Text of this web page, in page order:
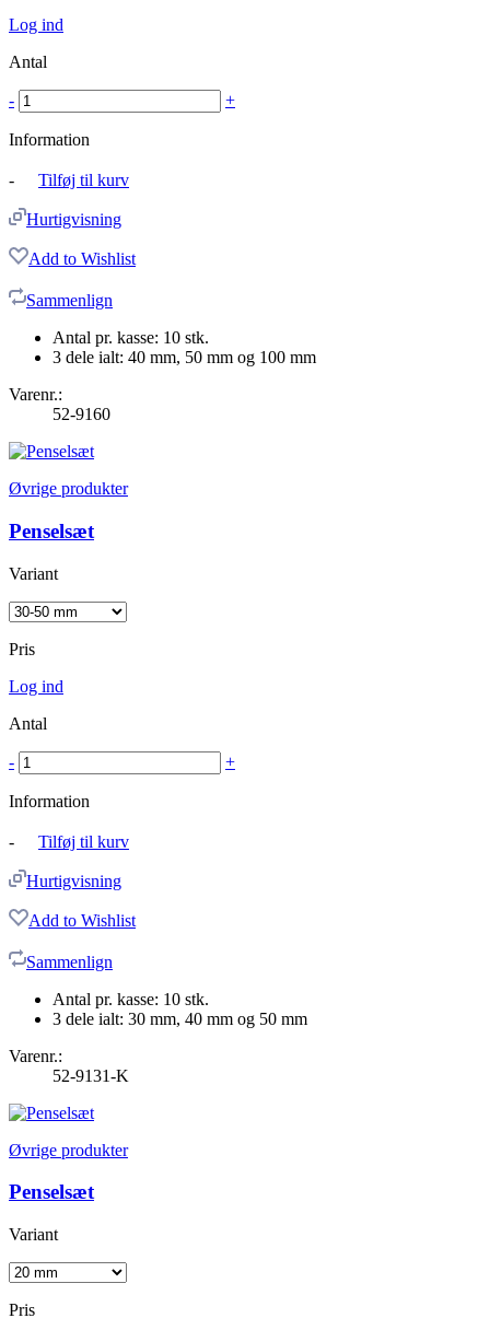
Log ind
Antal
- +
Information
- Tilføj til kurv
Hurtigvisning
Add to Wishlist
Sammenlign
Antal pr. kasse: 10 stk.
3 dele ialt: 40 mm, 50 mm og 100 mm
Varenr.:
52-9160
Øvrige produkter
Penselsæt
Variant
Pris
Log ind
Antal
- +
Information
- Tilføj til kurv
Hurtigvisning
Add to Wishlist
Sammenlign
Antal pr. kasse: 10 stk.
3 dele ialt: 30 mm, 40 mm og 50 mm
Varenr.:
52-9131-K
Øvrige produkter
Penselsæt
Variant
Pris